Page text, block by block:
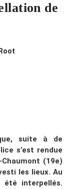
de
Root
suite à de
s’est rendue
(19e)
les lieux. Au
interpellés.